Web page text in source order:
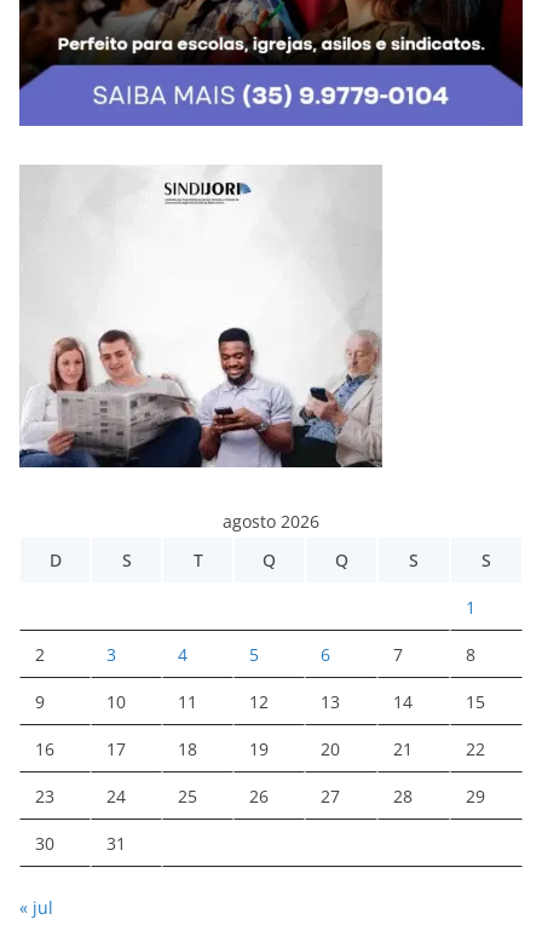
agosto 2026
D
S T Q Q S S
1
2 3 4 5 6 7 8
9 10 11 12 13 14 15
16 17 18 19 20 21 22
23 24 25 26 27 28 29
30 31
« jul